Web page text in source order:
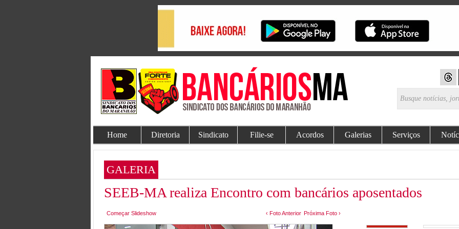
Home Diretoria Sindicato Filie-se Acordos Galerias Serviços
GALERIA
SEEB-MA realiza Encontro com bancários aposentados
Começar Slideshow ‹ Foto Anterior Próxima Foto ›